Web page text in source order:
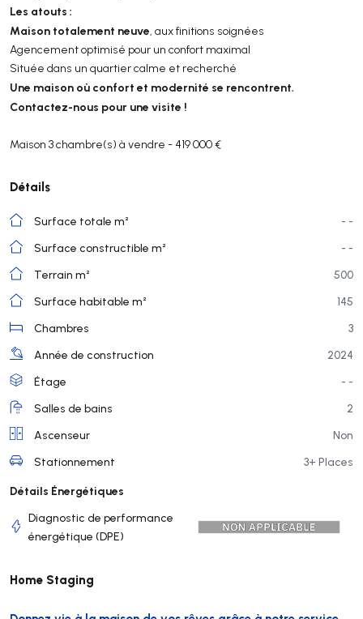
Les atouts :
Maison totalement neuve, aux finitions soignées
Agencement optimisé pour un confort maximal
Située dans un quartier calme et recherché
Une maison où confort et modernité se rencontrent.
Contactez-nous pour une visite !
Maison 3 chambre(s) à vendre - 419 000 €
Détails
Surface totale m²
- -
Surface constructible m²
- -
Terrain m²
500
Surface habitable m²
145
Chambres
3
Année de construction
2024
Étage
- -
Salles de bains
2
Ascenseur
Non
Stationnement
3+ Places
Détails Énergétiques
Diagnostic de performance
énergétique (DPE)
Home Staging